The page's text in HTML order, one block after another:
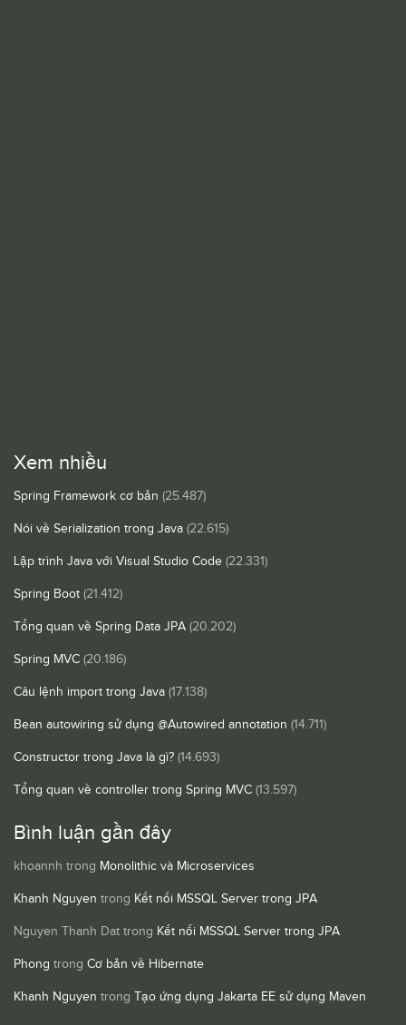
Xem nhiều
Spring Framework cơ bản (25.487)
Nói về Serialization trong Java (22.615)
Lập trình Java với Visual Studio Code (22.331)
Spring Boot (21.412)
Tổng quan về Spring Data JPA (20.202)
Spring MVC (20.186)
Câu lệnh import trong Java (17.138)
Bean autowiring sử dụng @Autowired annotation (14.711)
Constructor trong Java là gì? (14.693)
Tổng quan về controller trong Spring MVC (13.597)
Bình luận gần đây
khoannh trong Monolithic và Microservices
Khanh Nguyen trong Kết nối MSSQL Server trong JPA
Nguyen Thanh Dat trong Kết nối MSSQL Server trong JPA
Phong trong Cơ bản về Hibernate
Khanh Nguyen trong Tạo ứng dụng Jakarta EE sử dụng Maven